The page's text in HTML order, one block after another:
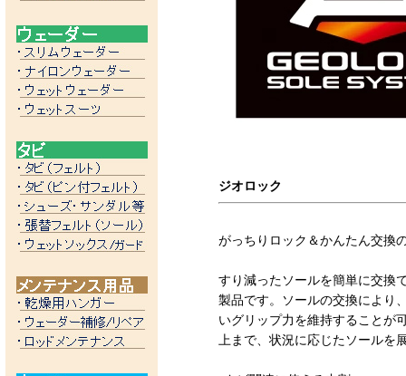
ジオロック
がっちりロック＆かんたん交換
すり減ったソールを簡単に交換
製品です。ソールの交換により
いグリップ力を維持することが
上まで、状況に応じたソールを